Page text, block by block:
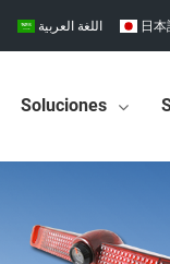
اللغة العربية 日本
Soluciones